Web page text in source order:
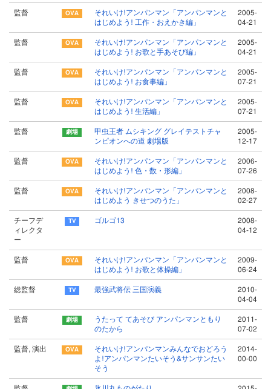
監督
それいけ!アンパンマン「アンパンマンと
はじめよう! 工作・おえかき編」
2005-
04-21
監督
それいけ!アンパンマン「アンパンマンと
はじめよう! お歌と手あそび編」
2005-
04-21
監督
それいけ!アンパンマン「アンパンマンと
はじめよう! お食事編」
2005-
07-21
監督
それいけ!アンパンマン「アンパンマンと
はじめよう! 生活編」
2005-
07-21
監督
甲虫王者 ムシキング グレイテストチャ
ンピオンへの道 劇場版
2005-
12-17
監督
それいけ!アンパンマン「アンパンマンと
はじめよう! 色・数・形編」
2006-
07-26
監督
それいけ!アンパンマン「アンパンマンと
はじめよう きせつのうた」
2008-
02-27
チーフデ
ィレクタ
ー
ゴルゴ13
2008-
04-12
監督
それいけ!アンパンマン「アンパンマンと
はじめよう! お歌と体操編」
2009-
06-24
総監督 最強武将伝 三国演義
2010-
04-04
監督
うたって てあそび アンパンマンともり
のたから
2011-
07-02
監督, 演出
それいけ!アンパンマンみんなでおどろう
よ!アンパンマンたいそう&サンサンたい
そう
2014-
00-00